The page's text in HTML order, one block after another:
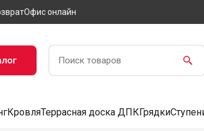
Офис онлайн
КровляТеррасная доска ДПКГрядки